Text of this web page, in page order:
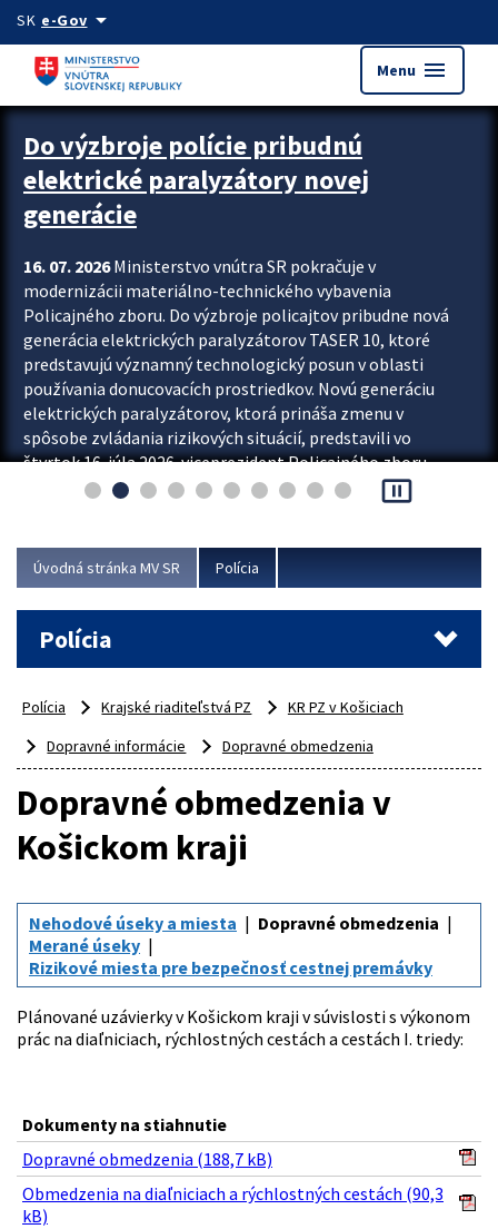
Preskocit na hlavný obsah
SK e-Govarrow_drop_down
Menu menu
Zastavit automatický posun upútavok
Do výzbroje polície pribudnú
elektrické paralyzátory novej
generácie
16. 07. 2026Ministerstvo vnútra SR pokračuje v
modernizácii materiálno-technického vybavenia
Policajného zboru. Do výzbroje policajtov pribudne nová
generácia elektrických paralyzátorov TASER 10, ktoré
predstavujú významný technologický posun v oblasti
používania donucovacích prostriedkov. Novú generáciu
elektrických paralyzátorov, ktorá prináša zmenu v
spôsobe zvládania rizikových situácií, predstavili vo
štvrtok 16. júla 2026 viceprezident Policajného zboru
Rastislav Polakovič a riaditeľ odboru výcviku...
pause_presentation
Úvodná stránka MV SR Polícia
Polícia
Polícia Krajské riaditeľstvá PZ
KR PZ v Košiciach
Dopravné informácie
Dopravné obmedzenia
Dopravné obmedzenia v
Košickom kraji
Nehodové úseky a miesta
Dopravné obmedzenia
Merané úseky
Rizikové miesta pre bezpečnosť cestnej premávky
Plánované uzávierky v Košickom kraji v súvislosti s výkonom
prác na diaľniciach, rýchlostných cestách a cestách I. triedy:
Dokumenty na stiahnutie
Dopravné obmedzenia (188,7 kB)
Obmedzenia na diaľniciach a rýchlostných cestách (90,3
kB)